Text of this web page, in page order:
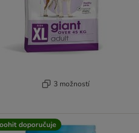
3 možností
doporučuje